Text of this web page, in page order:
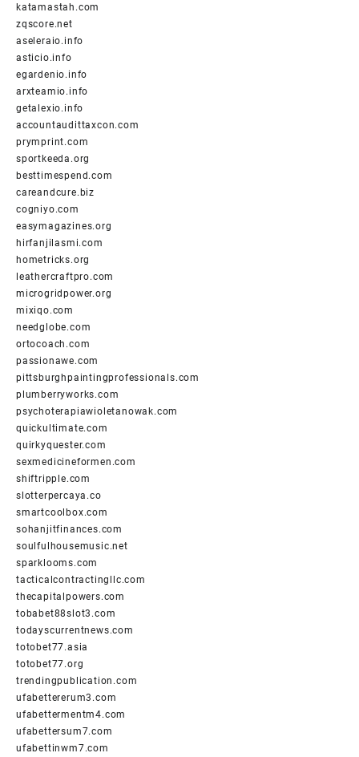
katamastah.com
zqscore.net
aseleraio.info
asticio.info
egardenio.info
arxteamio.info
getalexio.info
accountaudittaxcon.com
prymprint.com
sportkeeda.org
besttimespend.com
careandcure.biz
cogniyo.com
easymagazines.org
hirfanjilasmi.com
hometricks.org
leathercraftpro.com
microgridpower.org
mixiqo.com
needglobe.com
ortocoach.com
passionawe.com
pittsburghpaintingprofessionals.com
plumberryworks.com
psychoterapiawioletanowak.com
quickultimate.com
quirkyquester.com
sexmedicineformen.com
shiftripple.com
slotterpercaya.co
smartcoolbox.com
sohanjitfinances.com
soulfulhousemusic.net
sparklooms.com
tacticalcontractingllc.com
thecapitalpowers.com
tobabet88slot3.com
todayscurrentnews.com
totobet77.asia
totobet77.org
trendingpublication.com
ufabettererum3.com
ufabettermentm4.com
ufabettersum7.com
ufabettinwm7.com